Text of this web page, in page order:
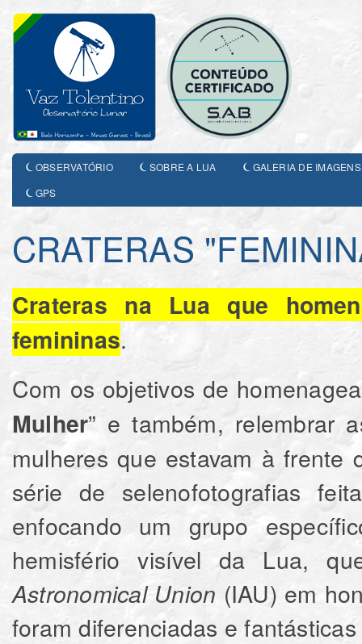
OBSERVATÓRIO SOBRE A LUA
GALERIA DE IMAGENS
GPS
CRATERAS
Crateras na Lua que
femininas.
Com os objetivos de
Mulher” e também, relembrar
mulheres que estavam à frente
série de selenofotografias
enfocando um grupo
hemisfério visível da Lua,
Astronomical Union (IAU) em
foram diferenciadas e